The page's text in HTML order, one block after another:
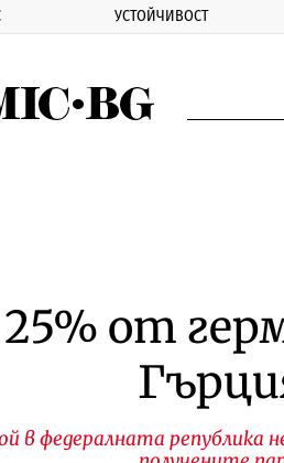
УСТОЙЧИВОСТ
25% от
в федералната република